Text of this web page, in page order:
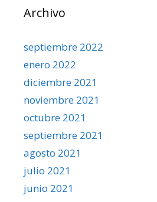
Archivo
septiembre 2022
enero 2022
diciembre 2021
noviembre 2021
octubre 2021
septiembre 2021
agosto 2021
julio 2021
junio 2021